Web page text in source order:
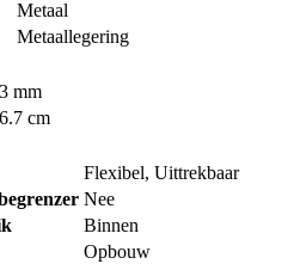
Metaal
Metaallegering
mm
cm
Flexibel, Uittrekbaar
Nee
Binnen
Opbouw